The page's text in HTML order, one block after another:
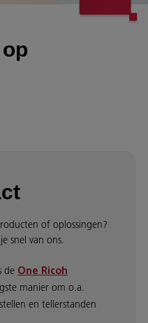
of oplossingen?
snel van ons.
de One Ricoh
manier om o.a.
en tellerstanden